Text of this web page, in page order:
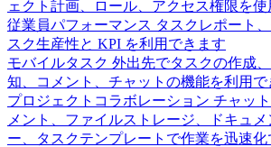
ェクト計画、ロール、アクセス権限を
従業員パフォーマンス タスクレポート
スク生産性と KPI を利用できます
モバイルタスク 外出先でタスクの作成
知、コメント、チャットの機能を利用で
プロジェクトコラボレーション チャッ
メント、ファイルストレージ、ドキュ
ー、タスクテンプレートで作業を迅速化